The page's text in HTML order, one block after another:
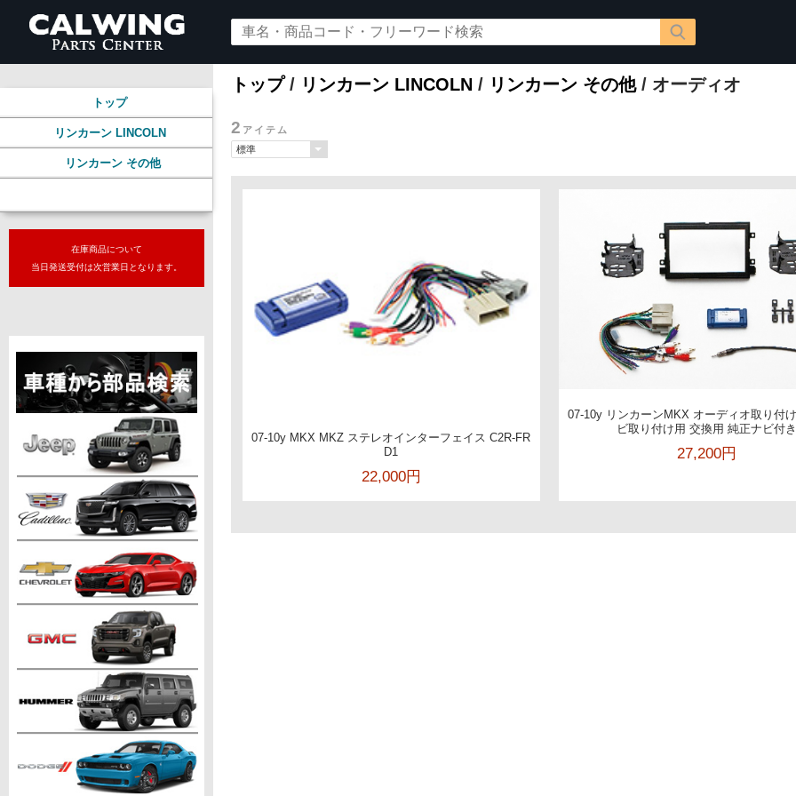
トップ
リンカーン LINCOLN
リンカーン その他
在庫商品について
当日発送受付は次営業日となります。
トップ/ リンカーン LINCOLN / リンカーン その他/ オーディオ
2 アイテム
07-10y MKX MKZ ステレオインターフェイス C2R-FR
D1
22,000円
07-10y リンカーンMKX オーディオ取り付
ビ取り付け用 交換用 純正ナビ付き
27,200円